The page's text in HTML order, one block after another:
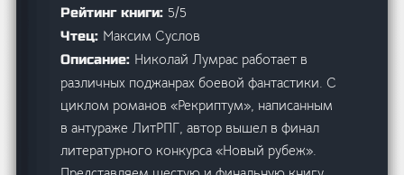
Рейтинг книги: 5/5
Чтец: Максим Суслов
Описание: Николай Лумрас работает в
различных поджанрах боевой фантастики. С
циклом романов «Рекриптум», написанным
в антураже ЛитРПГ, автор вышел в финал
литературного конкурса «Новый рубеж».